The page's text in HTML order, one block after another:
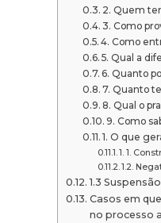
2. Quem
3. Como
4. Como
5. Qual a
6. Quanto
7. Quanto
8. Qual o
9. Como
1. O que
1. 1.
1.2.
1.3
Casos em
no processo